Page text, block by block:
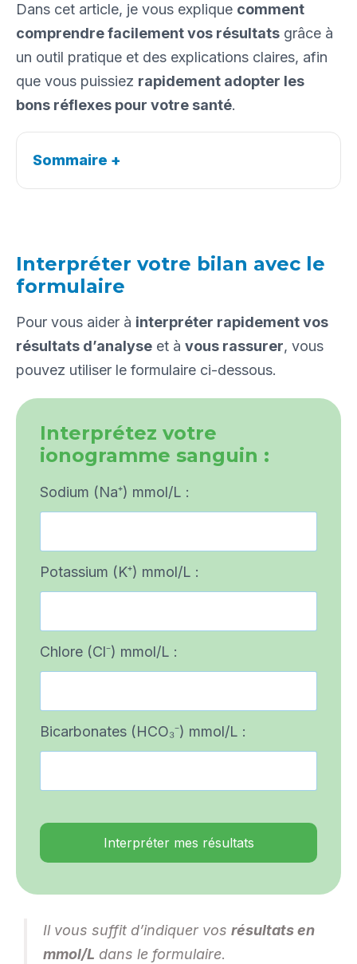
Dans cet article, je vous explique comment
comprendre facilement vos résultats grâce à
un outil pratique et des explications claires, afin
que vous puissiez rapidement adopter les
bons réflexes pour votre santé.
Sommaire +
Interpréter votre bilan avec le
formulaire
Pour vous aider à interpréter rapidement vos
résultats d’analyse et à vous rassurer, vous
pouvez utiliser le formulaire ci-dessous.
Interprétez votre
ionogramme sanguin :
Sodium (Na⁺) mmol/L :
Potassium (K⁺) mmol/L :
Chlore (Cl⁻) mmol/L :
Bicarbonates (HCO₃⁻) mmol/L :
Interpréter mes résultats
Il vous suffit d’indiquer vos résultats en
mmol/L dans le formulaire.